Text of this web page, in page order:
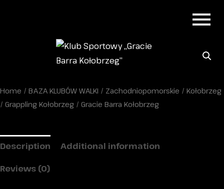
Home / BAZA KLUBÓW WALKI / Zachodniopomorskie / Kołobrzeg
/ Grappling Kołobrzeg / Gracie Barra Kołobrzeg
Description Additional information
Reviews (0)